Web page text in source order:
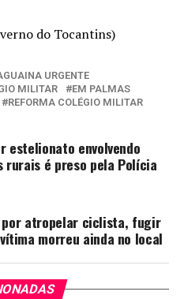
do Tocantins)
URGENTE
MILITAR
EM PALMAS
REFORMA COLÉGIO MILITAR
estelionato envolvendo
rurais é preso pela Polícia
atropelar ciclista, fugir
morreu ainda no local